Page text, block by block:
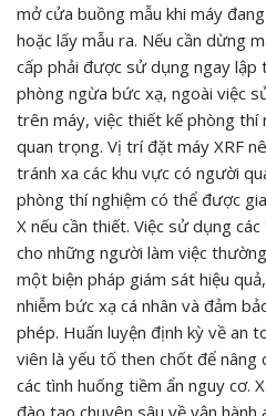
mở cửa buồng mẫu khi máy
hoặc lấy mẫu ra. Nếu cần dừng
cấp phải được sử dụng ngay lập
phòng ngừa bức xạ, ngoài việc
trên máy, việc thiết kế phòng thí
quan trọng. Vị trí đặt máy XRF
tránh xa các khu vực có người
phòng thí nghiệm có thể được
X nếu cần thiết. Việc sử dụng
cho những người làm việc
một biện pháp giám sát hiệu
nhiễm bức xạ cá nhân và đảm
phép. Huấn luyện định kỳ về an
viên là yếu tố then chốt để nâng
các tình huống tiềm ẩn nguy cơ.
đào tạo chuyên sâu về vận hành